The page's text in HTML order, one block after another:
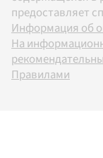
предоставляет
Информация об
На
Правилами